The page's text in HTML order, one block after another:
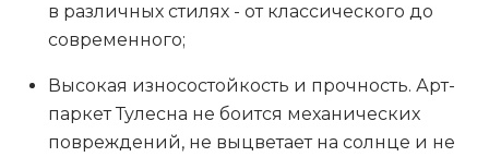
в различных стилях - от классического до
современного;
Высокая износостойкость и прочность. Арт-
паркет Тулесна не боится механических
повреждений, не выцветает на солнце и не